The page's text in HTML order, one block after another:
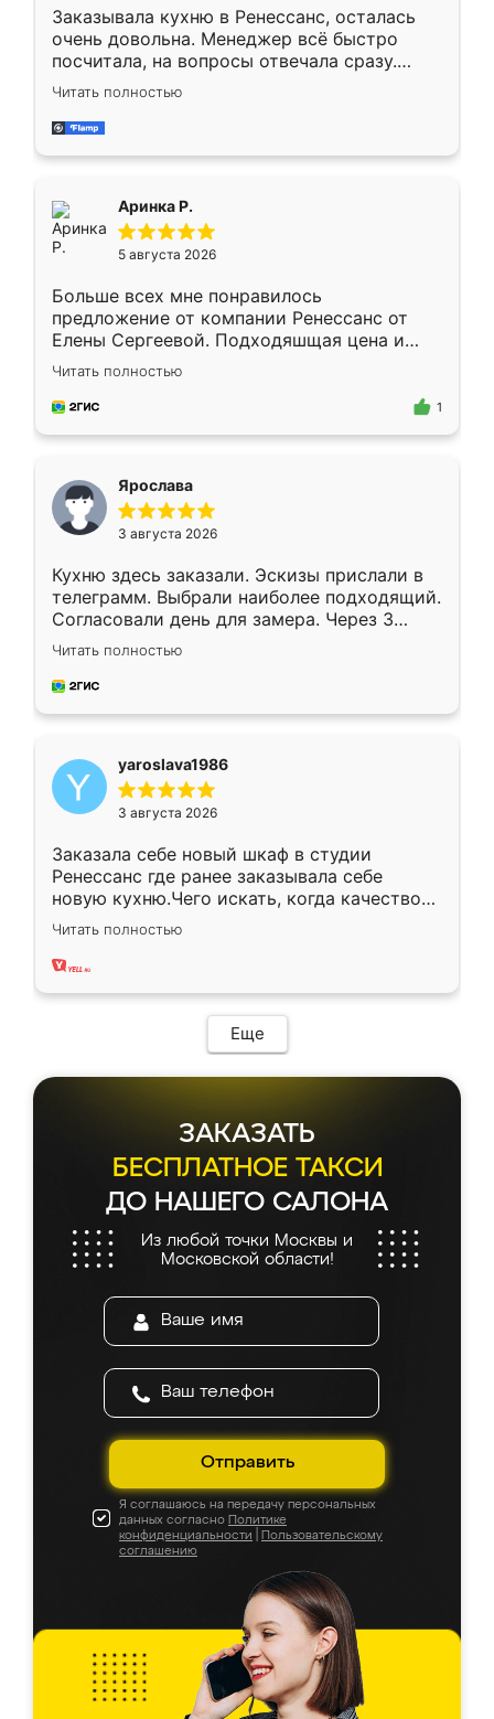
Заказывала кухню в Ренессанс, осталась
очень довольна. Менеджер всё быстро
посчитала, на вопросы отвечала сразу.
Замерщик приехал в субботу, подошёл к
делу со всей ответственностью. Собрали
за день, ребята работали аккуратно, даже
Читать полностью
Аринка Р.
5 августа 2026
Больше всех мне понравилось
предложение от компании Ренессанс от
Елены Сергеевой. Подходяшщая цена и
короткие сроки изготовления. Приехавший
для замера сотрудник Владислав
предложил по моему эскизу самый
Читать полностью
1
Ярослава
3 августа 2026
Кухню здесь заказали. Эскизы прислали в
телеграмм. Выбрали наиболее подходящий.
Согласовали день для замера. Через 3
недели кухня была уже готова. Остались
довольны работой. Спасибо Ренессанс
мебель за качественную работу!
Читать полностью
yaroslava1986
3 августа 2026
Заказала себе новый шкаф в студии
Ренессанс где ранее заказывала себе
новую кухню.Чего искать, когда качеством
вполне довольна. Служит кухня уже почти
два года, нареканий нет.
Читать полностью
Еще
ЗАКАЗАТЬ
БЕСПЛАТНОЕ ТАКСИ
ДО НАШЕГО САЛОНА
Из любой точки Москвы и
Московской области!
Отправить
Я соглашаюсь на передачу персональных
данных согласно Политике
конфиденциальности
Пользовательскому
соглашению